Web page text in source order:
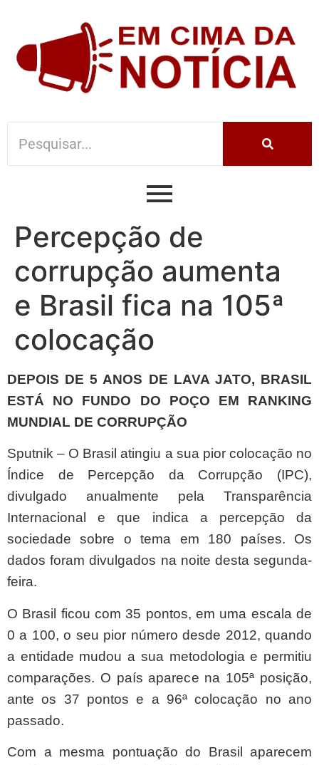
Percepção de
corrupção aumenta
e Brasil fica na 105ª
colocação
DEPOIS DE 5 ANOS DE LAVA JATO, BRASIL
ESTÁ NO FUNDO DO POÇO EM RANKING
MUNDIAL DE CORRUPÇÃO
Sputnik – O Brasil atingiu a sua pior colocação no
Índice de Percepção da Corrupção (IPC),
divulgado anualmente pela Transparência
Internacional e que indica a percepção da
sociedade sobre o tema em 180 países. Os
dados foram divulgados na noite desta segunda-
feira.
O Brasil ficou com 35 pontos, em uma escala de
0 a 100, o seu pior número desde 2012, quando
a entidade mudou a sua metodologia e permitiu
comparações. O país aparece na 105ª posição,
ante os 37 pontos e a 96ª colocação no ano
passado.
Com a mesma pontuação do Brasil aparecem